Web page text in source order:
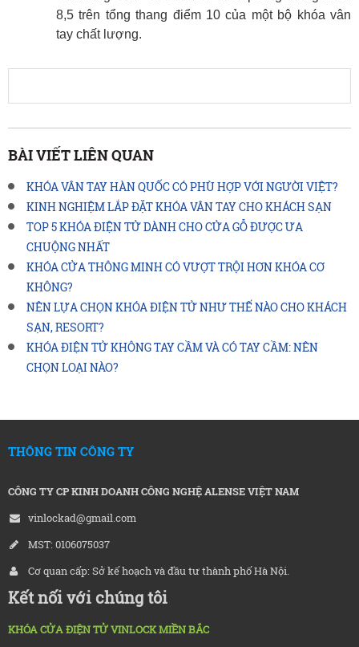
8,5 trên tổng thang điểm 10 của một bộ khóa vân
tay chất lượng.
BÀI VIẾT LIÊN QUAN
KHÓA VÂN TAY HÀN QUỐC CÓ PHÙ HỢP VỚI NGƯỜI VIỆT?
KINH NGHIỆM LẮP ĐẶT KHÓA VÂN TAY CHO KHÁCH SẠN
TOP 5 KHÓA ĐIỆN TỬ DÀNH CHO CỬA GỖ ĐƯỢC ƯA
CHUỘNG NHẤT
KHÓA CỬA THÔNG MINH CÓ VƯỢT TRỘI HƠN KHÓA CƠ
KHÔNG?
NÊN LỰA CHỌN KHÓA ĐIỆN TỬ NHƯ THẾ NÀO CHO KHÁCH
SẠN, RESORT?
KHÓA ĐIỆN TỬ KHÔNG TAY CẦM VÀ CÓ TAY CẦM: NÊN
CHỌN LOẠI NÀO?
THÔNG TIN CÔNG TY
CÔNG TY CP KINH DOANH CÔNG NGHỆ ALENSE VIỆT NAM
vinlockad@gmail.com
MST: 0106075037
Cơ quan cấp: Sở kế hoạch và đầu tư thành phố Hà Nội.
Kết nối với chúng tôi
KHÓA CỬA ĐIỆN TỬ VINLOCK MIỀN BẮC